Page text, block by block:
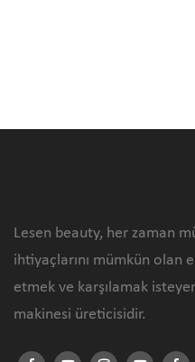
Lesen beauty, her zaman
ihtiyaçlarını mümkün olan
etmek ve karşılamak
makinesi üreticisidir.